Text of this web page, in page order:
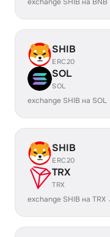
SHIB
ERC20
SOL
SOL
exchange SHIB на
SHIB
ERC20
TRX
TRX
exchange SHIB на TRX